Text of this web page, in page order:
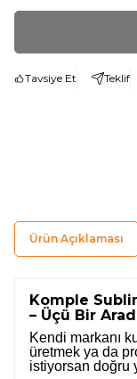
Tavsiye Et Teklif
Ürün Açıklaması
Komple
– Üçü Bir
Kendi markanı
üretmek ya da
istiyorsan doğru